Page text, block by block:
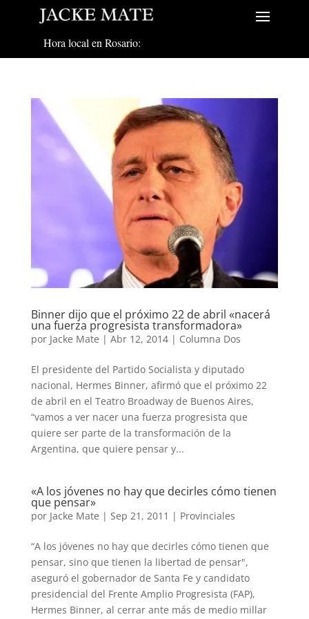
Hora local en Rosario:
Binner dijo que el próximo 22 de abril «nacerá
una fuerza progresista transformadora»
por Jacke Mate | Abr 12, 2014| Columna Dos
El presidente del Partido Socialista y diputado
nacional, Hermes Binner, afirmó que el próximo 22
de abril en el Teatro Broadway de Buenos Aires,
“vamos a ver nacer una fuerza progresista que
quiere ser parte de la transformación de la
Argentina, que quiere pensar y...
«A los jóvenes no hay que decirles cómo tienen
que pensar»
por Jacke Mate | Sep 21, 2011 | Provinciales
“A los jóvenes no hay que decirles cómo tienen que
pensar, sino que tienen la libertad de pensar",
aseguró el gobernador de Santa Fe y candidato
presidencial del Frente Amplio Progresista (FAP),
Hermes Binner, al cerrar ante más de medio millar